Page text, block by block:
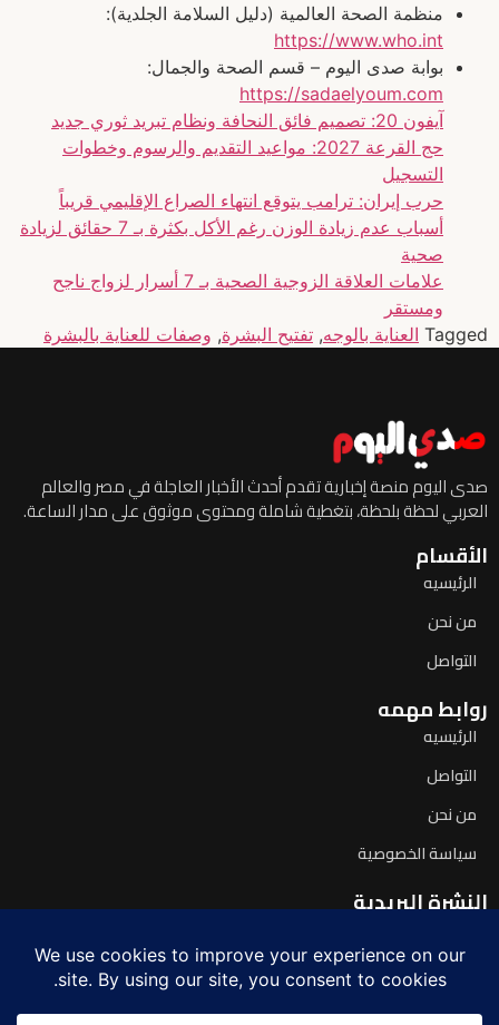
منظمة الصحة العالمية (دليل السلامة الجلدية):
https://www.who.int
بوابة صدى اليوم – قسم الصحة والجمال:
https://sadaelyoum.com
آيفون 20: تصميم فائق النحافة ونظام تبريد ثوري جديد
حج القرعة 2027: مواعيد التقديم والرسوم وخطوات
التسجيل
حرب إيران: ترامب يتوقع انتهاء الصراع الإقليمي قريباً
أسباب عدم زيادة الوزن رغم الأكل بكثرة بـ 7 حقائق لزيادة
صحية
علامات العلاقة الزوجية الصحية بـ 7 أسرار لزواج ناجح
ومستقر
Tagged العناية بالوجه, تفتيح البشرة, وصفات للعناية بالبشرة
صدى اليوم منصة إخبارية تقدم أحدث الأخبار العاجلة في مصر والعالم
العربي لحظة بلحظة، بتغطية شاملة ومحتوى موثوق على مدار الساعة.
الأقسام
الرئيسيه
من نحن
التواصل
روابط مهمه
الرئيسيه
التواصل
من نحن
سياسة الخصوصية
النشرة البريدية